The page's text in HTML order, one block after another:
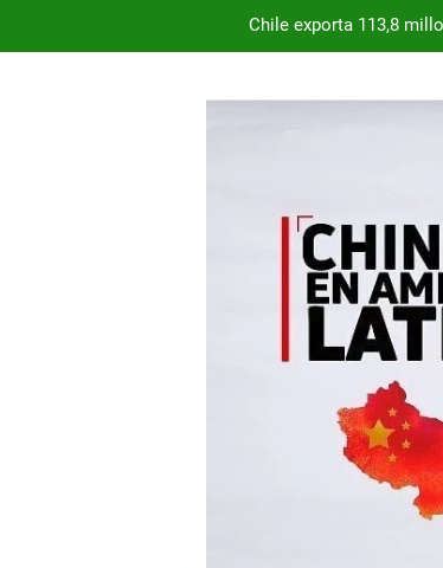
Chile exporta 113,8
Chile exporta 113,8
Dependencia de Brasil: por
Desde 2008, el déficit